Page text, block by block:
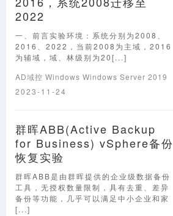
2022
一、前言实验环境：系统分别为2008、
2016、2022，当前2008为主域，2016
为辅域，域、林级别为20[...]
AD域控 Windows Windows Server 2019
2023-11-24
群晖ABB(Active Backup
for Business) vSphere备份
恢复实验
群晖ABB是由群晖提供的企业级数据备份
工具，无授权数量限制，具有去重、差异
备份等功能，几乎可以满足中小企业和家
[...]